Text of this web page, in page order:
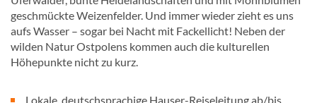
geschmückte Weizenfelder. Und immer wieder zieht es uns
aufs Wasser – sogar bei Nacht mit Fackellicht! Neben der
wilden Natur Ostpolens kommen auch die kulturellen
Höhepunkte nicht zu kurz.
Lokale, deutschsprachige Hauser-Reiseleitung ab/bis